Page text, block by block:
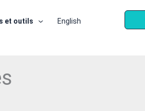
et outils English